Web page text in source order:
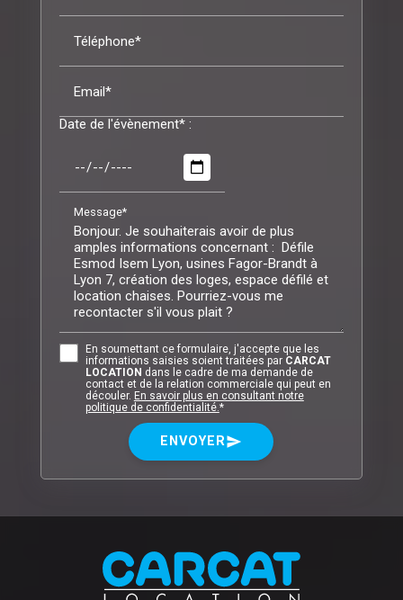
Téléphone*
Email*
Date de l'évènement* :
Message*
En soumettant ce formulaire, j'accepte que les
informations saisies soient traitées par CARCAT
LOCATION dans le cadre de ma demande de
contact et de la relation commerciale qui peut en
découler. En savoir plus en consultant notre
politique de confidentialité.*
ENVOYERsend